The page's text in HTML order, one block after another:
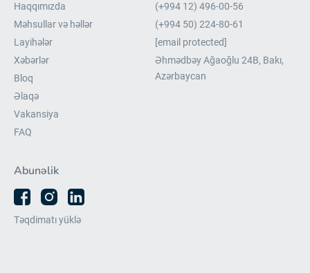
Haqqımızda
Məhsullar və həllər
Layihələr
Xəbərlər
Bloq
Əlaqə
Vakansiya
FAQ
(+994 12) 496-00-56
(+994 50) 224-80-61
[email protected]
Əhmədbəy Ağaoğlu 24B, Bakı,
Azərbaycan
Abunəlik
Təqdimatı yüklə